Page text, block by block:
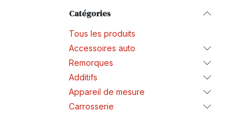
Catégories
Tous les produits
Accessoires auto
Remorques
Additifs
Appareil de mesure
Carrosserie